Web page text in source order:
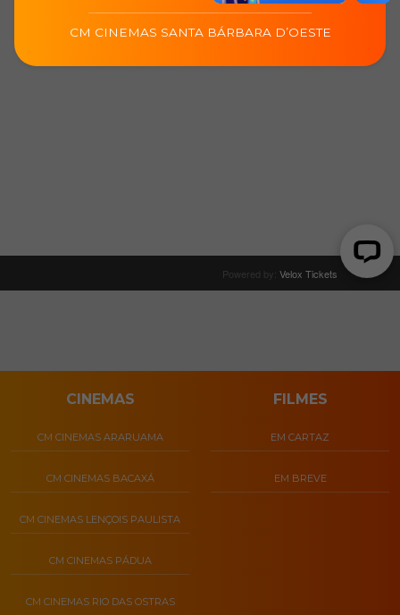
CINEMAS
CM CINEMAS ARARUAMA
CM CINEMAS BACAXÁ
CM CINEMAS LENÇOIS PAULISTA
CM CINEMAS PÁDUA
CM CINEMAS RIO DAS OSTRAS
FILMES
EM CARTAZ
EM BREVE
CM CINEMAS SANTA BÁRBARA D’OESTE